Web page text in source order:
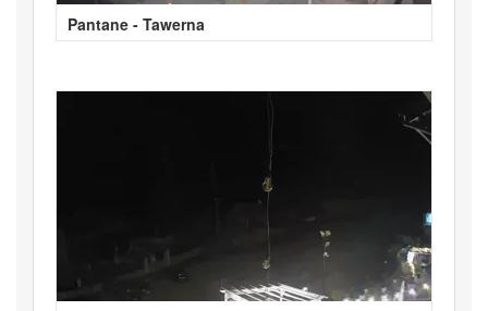
Pantane - Tawerna